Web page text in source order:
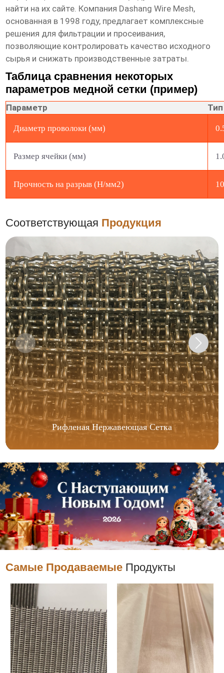
найти на их сайте. Компания Dashang Wire Mesh,
основанная в 1998 году, предлагает комплексные
решения для фильтрации и просеивания,
позволяющие контролировать качество исходного
сырья и снижать производственные затраты.
Таблица сравнения некоторых
параметров медной сетки (пример)
Параметр
Диаметр проволоки (мм)
Размер ячейки (мм)
Прочность на разрыв (Н/мм2)
Соответствующая Продукция
Рифленая Нержавеющая Сетка
Самые Продаваемые Продукты